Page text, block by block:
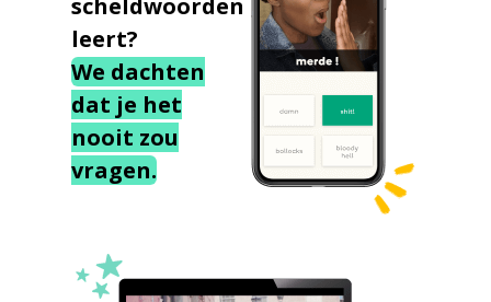
leert?
We dachten
dat je het
nooit zou
vragen.